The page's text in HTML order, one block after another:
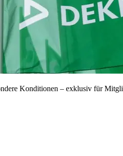
Konditionen – exklusiv für